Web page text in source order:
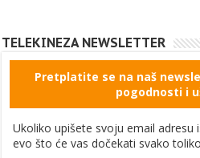
TELEKINEZA NEWSLETTER
Pretplatite se na naš
pogodnosti i
Ukoliko upišete svoju email adresu
evo što će vas dočekati svako